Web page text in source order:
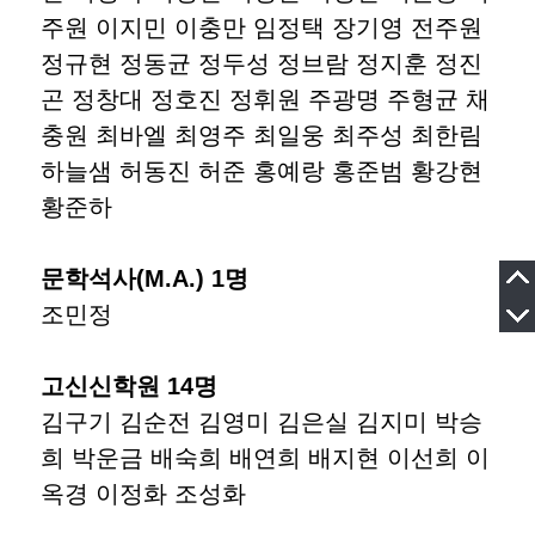
주원 이지민 이충만 임정택 장기영 전주원
정규현 정동균 정두성 정브람 정지훈 정진
곤 정창대 정호진 정휘원 주광명 주형균 채
충원 최바엘 최영주 최일웅 최주성 최한림
하늘샘 허동진 허준 홍예랑 홍준범 황강현
황준하
문학석사(M.A.) 1명
조민정
고신신학원 14명
김구기 김순전 김영미 김은실 김지미 박승
희 박운금 배숙희 배연희 배지현 이선희 이
옥경 이정화 조성화